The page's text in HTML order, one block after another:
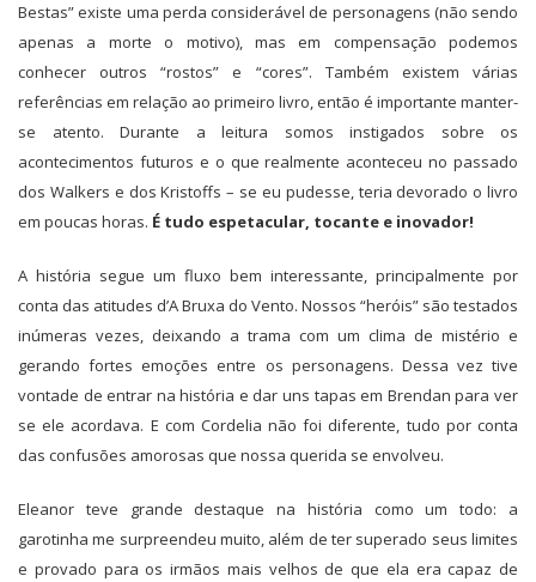
Bestas” existe uma perda considerável de personagens (não sendo
apenas a morte o motivo), mas em compensação podemos
conhecer outros “rostos” e “cores”. Também existem várias
referências em relação ao primeiro livro, então é importante manter-
se atento. Durante a leitura somos instigados sobre os
acontecimentos futuros e o que realmente aconteceu no passado
dos Walkers e dos Kristoffs – se eu pudesse, teria devorado o livro
em poucas horas. É tudo espetacular, tocante e inovador!
A história segue um fluxo bem interessante, principalmente por
conta das atitudes d’A Bruxa do Vento. Nossos “heróis” são testados
inúmeras vezes, deixando a trama com um clima de mistério e
gerando fortes emoções entre os personagens. Dessa vez tive
vontade de entrar na história e dar uns tapas em Brendan para ver
se ele acordava. E com Cordelia não foi diferente, tudo por conta
das confusões amorosas que nossa querida se envolveu.
Eleanor teve grande destaque na história como um todo: a
garotinha me surpreendeu muito, além de ter superado seus limites
e provado para os irmãos mais velhos de que ela era capaz de